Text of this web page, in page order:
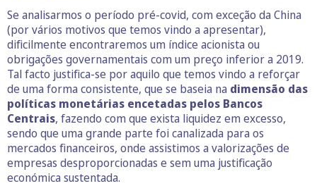
Se analisarmos o período pré-covid, com exceção da China
(por vários motivos que temos vindo a apresentar),
dificilmente encontraremos um índice acionista ou
obrigações governamentais com um preço inferior a 2019.
Tal facto justifica-se por aquilo que temos vindo a reforçar
de uma forma consistente, que se baseia na dimensão das
políticas monetárias encetadas pelos Bancos
Centrais, fazendo com que exista liquidez em excesso,
sendo que uma grande parte foi canalizada para os
mercados financeiros, onde assistimos a valorizações de
empresas desproporcionadas e sem uma justificação
económica sustentada.